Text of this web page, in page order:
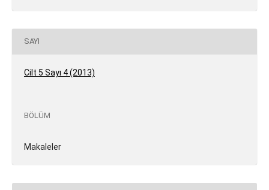
SAYI
Cilt 5 Sayı 4 (2013)
BÖLÜM
Makaleler